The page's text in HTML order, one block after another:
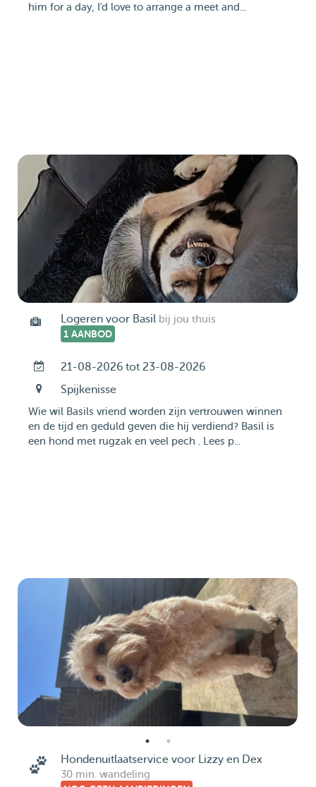
him for a day, I'd love to arrange a meet and...
Logeren voor Basil bij jou thuis
1 AANBOD
21-08-2026 tot 23-08-2026
Spijkenisse
Wie wil Basils vriend worden zijn vertrouwen winnen
en de tijd en geduld geven die hij verdiend? Basil is
een hond met rugzak en veel pech . Lees p...
Hondenuitlaatservice voor Lizzy en Dex
30 min. wandeling